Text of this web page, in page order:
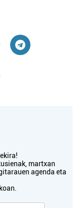
martxan
agenda eta